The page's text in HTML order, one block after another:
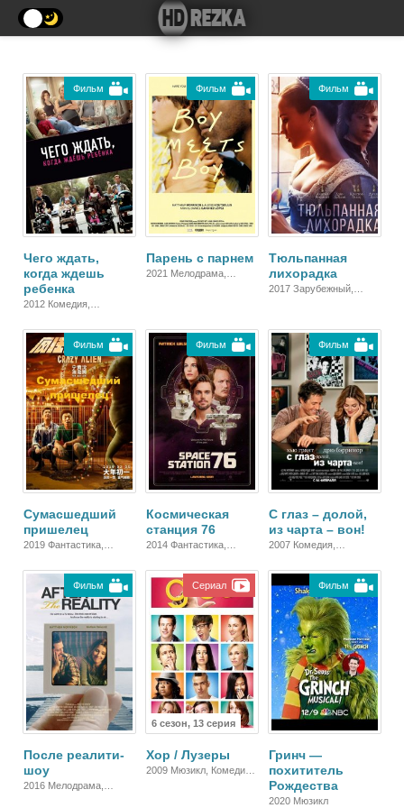
Фильм
Чего ждать,
когда ждешь
ребенка
2012 Комедия,
Фильм
Парень с парнем
2021 Мелодрама,
Фильм
Тюльпанная
лихорадка
2017 Зарубежный,
Фильм
Сумасшедший
пришелец
2019 Фантастика,
Фильм
Космическая
станция 76
2014 Фантастика,
Драма
Фильм
С глаз – долой,
из чарта – вон!
2007 Комедия,
Фильм
После реалити-
шоу
2016 Мелодрама,
6 сезон, 13 серия
Сериал
Хор / Лузеры
2009 Мюзикл, Комедия,
Фильм
Гринч —
похититель
Рождества
2020 Мюзикл